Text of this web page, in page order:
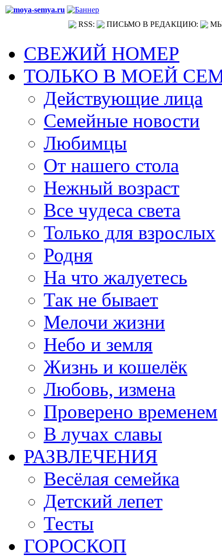
RSS: ПИСЬМО В РЕДАКЦИЮ:
СВЕЖИЙ НОМЕР
ТОЛЬКО В МОЕЙ
Действующие лица
Семейные новости
Любимцы
От нашего стола
Нежный возраст
Все чудеса света
Только для взрослых
Родня
На что жалуетесь
Так не бывает
Мелочи жизни
Небо и земля
Жизнь и кошелёк
Любовь, измена
Проверено временем
В лучах славы
РАЗВЛЕЧЕНИЯ
Весёлая семейка
Детский лепет
Тесты
ГОРОСКОП